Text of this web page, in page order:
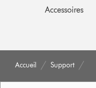
Accessoires
Accueil Support